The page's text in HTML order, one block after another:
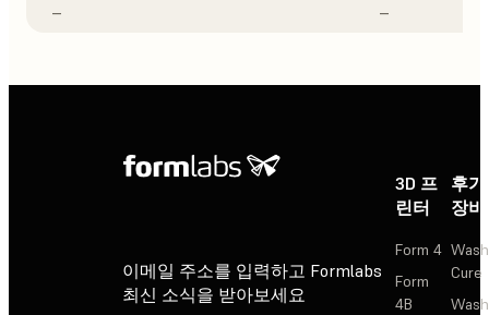
– –
이메일 주소를 입력하고 Formlabs
최신 소식을 받아보세요
3D 프
린터
Form 4
Form
4B
후
장비
Cure